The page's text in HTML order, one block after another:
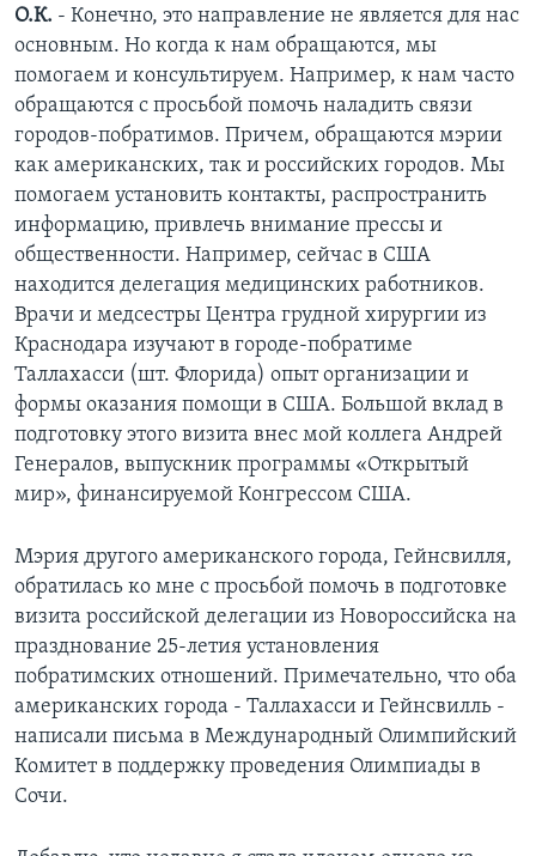
О.К. - Конечно, это направление не является для нас
основным. Но когда к нам обращаются, мы
помогаем и консультируем. Например, к нам часто
обращаются с просьбой помочь наладить связи
городов-побратимов. Причем, обращаются мэрии
как американских, так и российских городов. Мы
помогаем установить контакты, распространить
информацию, привлечь внимание прессы и
общественности. Например, сейчас в США
находится делегация медицинских работников.
Врачи и медсестры Центра грудной хирургии из
Краснодара изучают в городе-побратиме
Таллахасси (шт. Флорида) опыт организации и
формы оказания помощи в США. Большой вклад в
подготовку этого визита внес мой коллега Андрей
Генералов, выпускник программы «Открытый
мир», финансируемой Конгрессом США.
Мэрия другого американского города, Гейнсвилля,
обратилась ко мне с просьбой помочь в подготовке
визита российской делегации из Новороссийска на
празднование 25-летия установления
побратимских отношений. Примечательно, что оба
американских города - Таллахасси и Гейнсвилль -
написали письма в Международный Олимпийский
Комитет в поддержку проведения Олимпиады в
Сочи.